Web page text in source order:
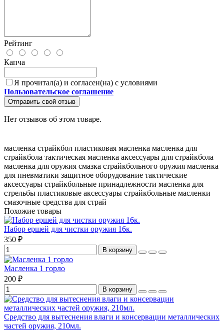
Рейтинг
Капча
Я прочитал(а) и согласен(на) с условиями
Пользовательское соглашение
Отправить свой отзыв
Нет отзывов об этом товаре.
масленка страйкбол пластиковая масленка масленка для
страйкбола тактическая масленка аксессуары для страйкбола
масленка для оружия смазка страйкбольного оружия масленка
для пневматики защитное оборудование тактические
аксессуары страйкбольные принадлежности масленка для
стрельбы пластиковые аксессуары страйкбольные масленки
смазочные средства для страй
Похожие товары
Набор ершей для чистки оружия 16к.
350 ₽
В корзину
Масленка 1 горло
200 ₽
В корзину
Средство для вытеснения влаги и консервации металлических
частей оружия, 210мл.